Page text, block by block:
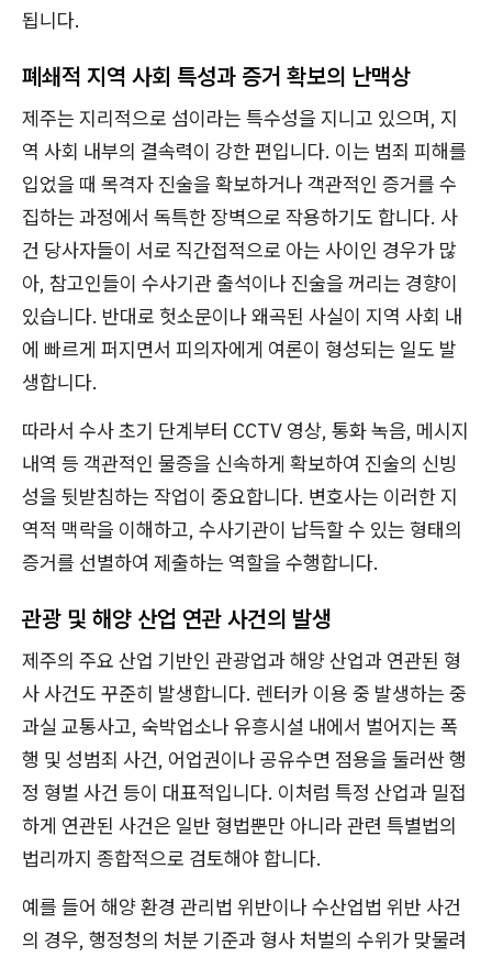
됩니다.
폐쇄적 지역 사회 특성과 증거 확보의 난맥상
제주는 지리적으로 섬이라는 특수성을 지니고 있으며, 지
역 사회 내부의 결속력이 강한 편입니다. 이는 범죄 피해를
입었을 때 목격자 진술을 확보하거나 객관적인 증거를 수
집하는 과정에서 독특한 장벽으로 작용하기도 합니다. 사
건 당사자들이 서로 직간접적으로 아는 사이인 경우가 많
아, 참고인들이 수사기관 출석이나 진술을 꺼리는 경향이
있습니다. 반대로 헛소문이나 왜곡된 사실이 지역 사회 내
에 빠르게 퍼지면서 피의자에게 여론이 형성되는 일도 발
생합니다.
따라서 수사 초기 단계부터 CCTV 영상, 통화 녹음, 메시지
내역 등 객관적인 물증을 신속하게 확보하여 진술의 신빙
성을 뒷받침하는 작업이 중요합니다. 변호사는 이러한 지
역적 맥락을 이해하고, 수사기관이 납득할 수 있는 형태의
증거를 선별하여 제출하는 역할을 수행합니다.
관광 및 해양 산업 연관 사건의 발생
제주의 주요 산업 기반인 관광업과 해양 산업과 연관된 형
사 사건도 꾸준히 발생합니다. 렌터카 이용 중 발생하는 중
과실 교통사고, 숙박업소나 유흥시설 내에서 벌어지는 폭
행 및 성범죄 사건, 어업권이나 공유수면 점용을 둘러싼 행
정 형벌 사건 등이 대표적입니다. 이처럼 특정 산업과 밀접
하게 연관된 사건은 일반 형법뿐만 아니라 관련 특별법의
법리까지 종합적으로 검토해야 합니다.
예를 들어 해양 환경 관리법 위반이나 수산업법 위반 사건
의 경우, 행정청의 처분 기준과 형사 처벌의 수위가 맞물려